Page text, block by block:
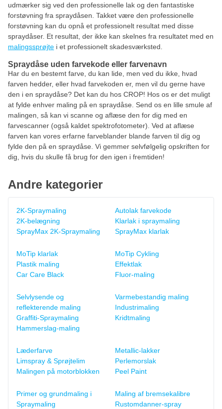
udmærker sig ved den professionelle lak og den fantastiske
forstøvning fra spraydåsen. Takket være den professionelle
forstøvning kan du opnå et professionelt resultat med disse
spraydåser. Et resultat, der ikke kan skelnes fra resultatet med en
malingssprøjte i et professionelt skadesværksted.
Spraydåse uden farvekode eller farvenavn
Har du en bestemt farve, du kan lide, men ved du ikke, hvad
farven hedder, eller hvad farvekoden er, men vil du gerne have
den i en spraydåse? Det kan du hos CROP! Hos os er det muligt
at fylde enhver maling på en spraydåse. Send os en lille smule af
malingen, så kan vi scanne og aflæse den for dig med en
farvescanner (også kaldet spektrofotometer). Ved at aflæse
farven kan vores erfarne farveblander blande farven til dig og
fylde den på en spraydåse. Vi gemmer selvfølgelig opskriften for
dig, hvis du skulle få brug for den igen i fremtiden!
Andre kategorier
2K-Spraymaling
2K-belægning
SprayMax 2K-Spraymaling
Autolak farvekode
Klarlak i spraymaling
SprayMax klarlak
MoTip klarlak
Plastik maling
Car Care Black
MoTip Cykling
Effektlak
Fluor-maling
Selvlysende og
reflekterende maling
Graffiti-Spraymaling
Hammerslag-maling
Varmebestandig maling
Industrimaling
Kridtmaling
Læderfarve
Limspray & Sprøjtelim
Malingen på motorblokken
Metallic-lakker
Perlemorslak
Peel Paint
Primer og grundmaling i
Spraymaling
Maling af bremsekalibre
Rustomdanner-spray